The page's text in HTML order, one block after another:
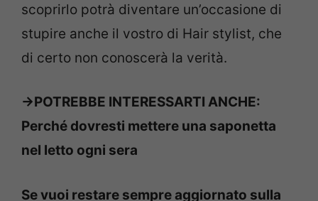
scoprirlo potrà diventare un’occasione di
stupire anche il vostro di Hair stylist, che
di certo non conoscerà la verità.
->POTREBBE INTERESSARTI ANCHE:
Perché dovresti mettere una saponetta
nel letto ogni sera
Se vuoi restare sempre aggiornato sulla